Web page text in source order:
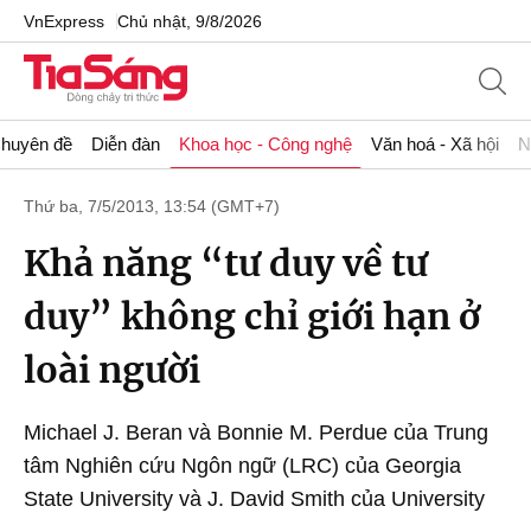
VnExpress Chủ nhật, 9/8/2026
đề Diễn đàn Khoa học - Công nghệ Văn hoá - Xã hội
Thứ ba, 7/5/2013, 13:54 (GMT+7)
Khả năng “tư duy về tư
duy” không chỉ giới hạn ở
loài người
Michael J. Beran và Bonnie M. Perdue của Trung
tâm Nghiên cứu Ngôn ngữ (LRC) của Georgia
State University và J. David Smith của University